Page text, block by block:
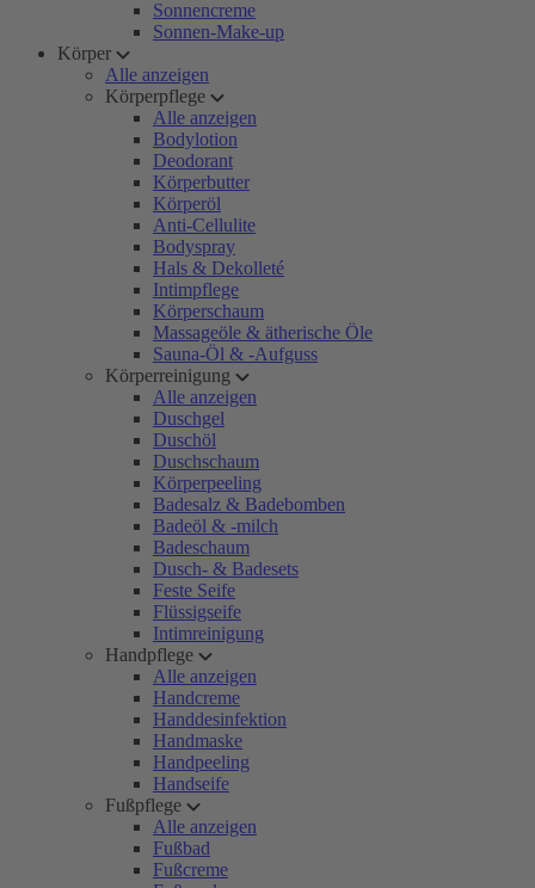
Sonnencreme
Sonnen-Make-up
Körper
Alle anzeigen
Körperpflege
Alle anzeigen
Bodylotion
Deodorant
Körperbutter
Körperöl
Anti-Cellulite
Bodyspray
Hals & Dekolleté
Intimpflege
Körperschaum
Massageöle & ätherische Öle
Sauna-Öl & -Aufguss
Körperreinigung
Alle anzeigen
Duschgel
Duschöl
Duschschaum
Körperpeeling
Badesalz & Badebomben
Badeöl & -milch
Badeschaum
Dusch- & Badesets
Feste Seife
Flüssigseife
Intimreinigung
Handpflege
Alle anzeigen
Handcreme
Handdesinfektion
Handmaske
Handpeeling
Handseife
Fußpflege
Alle anzeigen
Fußbad
Fußcreme